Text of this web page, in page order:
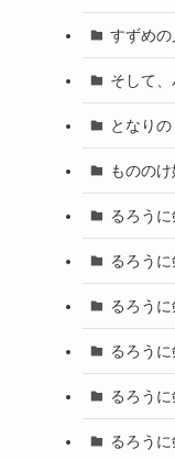
すずめの
そして
となりの
もののけ
るろうに
るろう
るろう
るろう
るろう
るろう